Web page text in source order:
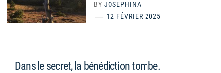
BY JOSEPHINA
12 FÉVRIER 2025
Dans le secret, la bénédiction tombe.